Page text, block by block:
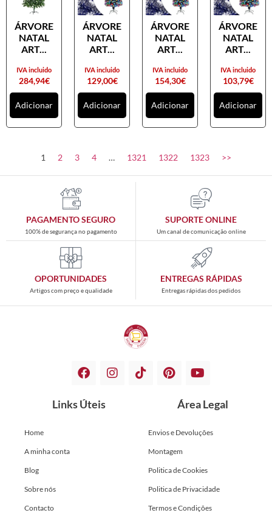
ÁRVORE
NATAL
ART...
284,94€
IVA incluido
Adicionar
ÁRVORE
NATAL
ART...
129,00€
IVA incluido
Adicionar
ÁRVORE
NATAL
ART...
154,30€
IVA incluido
Adicionar
ÁRVORE
NATAL
ART...
103,79€
IVA incluido
Adicionar
1 2 3 4 … 1321 1322 1323 >>
PAGAMENTO SEGURO
100% de segurança no pagamento
SUPORTE ONLINE
Um canal de comunicação online
OPORTUNIDADES
Artigos com preço e qualidade
ENTREGAS RÁPIDAS
Entregas rápidas dos pedidos
Links Úteis
Home
A minha conta
Blog
Sobre nós
Contacto
Área Legal
Envios e Devoluções
Montagem
Politica de Cookies
Politica de Privacidade
Termos e Condições